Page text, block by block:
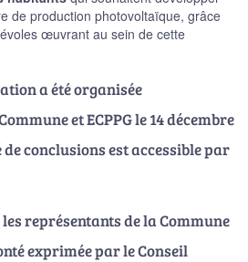
de production photovoltaïque, grâce
œuvrant au sein de cette
a été organisée
et ECPPG le 14 décembre
conclusions est accessible par
représentants de la Commune
exprimée par le Conseil